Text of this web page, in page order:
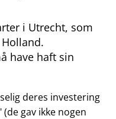
i Utrecht, som
have haft sin
deres investering
(de gav ikke nogen